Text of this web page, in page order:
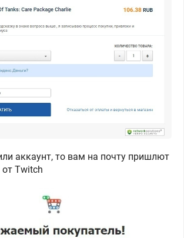
аккаунт, то вам на почту пришлют
от Twitch